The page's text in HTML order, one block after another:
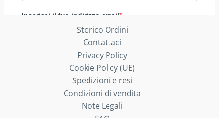
Storico Ordini
Contattaci
Privacy Policy
Cookie Policy (UE)
Spedizioni e resi
Condizioni di vendita
Note Legali